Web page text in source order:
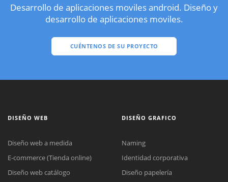
Desarrollo de aplicaciones moviles android. Diseño y
desarrollo de aplicaciones moviles.
CUÉNTENOS DE SU PROYECTO
DISEÑO WEB
Diseño web a medida
E-commerce (Tienda online)
Diseño web catálogo
DISEÑO GRAFICO
Naming
Identidad corporativa
Diseño papelería